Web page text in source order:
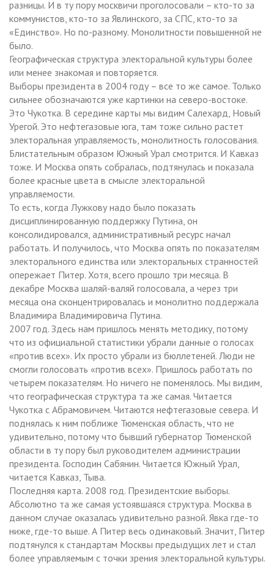
разницы. И в ту пору москвичи проголосовали – кто-то за
коммунистов, кто-то за Явлинского, за СПС, кто-то за
«Единство». Но по-разному. Монолитности повышенной не
было.
Географическая структура электоральной культуры более
или менее знакомая и повторяется.
Выборы президента в 2004 году – все то же самое. Только
сильнее обозначаются уже картинки на северо-востоке.
Это Чукотка. В середине карты мы видим Салехард, Новый
Урегой. Это нефтегазовые юга, там тоже сильно растет
электоральная управляемость, монолитность голосования.
Блистательным образом Южный Урал смотрится. И Кавказ
тоже. И Москва опять собралась, подтянулась и показала
более красные цвета в смысле электоральной
управляемости.
То есть, когда Лужкову надо было показать
дисциплинированную поддержку Путина, он
консолидировался, административный ресурс начал
работать. И получилось, что Москва опять по показателям
электорального единства или электоральных странностей
опережает Питер. Хотя, всего прошло три месяца. В
декабре Москва шаляй-валяй голосовала, а через три
месяца она сконцентрировалась и монолитно поддержала
Владимира Владимировича Путина.
2007 год. Здесь нам пришлось менять методику, потому
что из официальной статистики убрали данные о голосах
«против всех». Их просто убрали из бюллетеней. Люди не
смогли голосовать «против всех». Пришлось работать по
четырем показателям. Но ничего не поменялось. Мы видим,
что географическая структура та же самая. Читается
Чукотка с Абрамовичем. Читаются нефтегазовые севера. И
поднялась к ним поближе Тюменская область, что не
удивительно, потому что бывший губернатор Тюменской
области в ту пору был руководителем администрации
президента. Господин Сабянин. Читается Южный Урал,
читается Кавказ, Тыва.
Последняя карта. 2008 год. Президентские выборы.
Абсолютно та же самая устоявшаяся структура. Москва в
данном случае оказалась удивительно разной. Явка где-то
ниже, где-то выше. А Питер весь одинаковый. Значит, Питер
подтянулся к стандартам Москвы предыдущих лет и стал
более управляемым с точки зрения электоральной культуры.